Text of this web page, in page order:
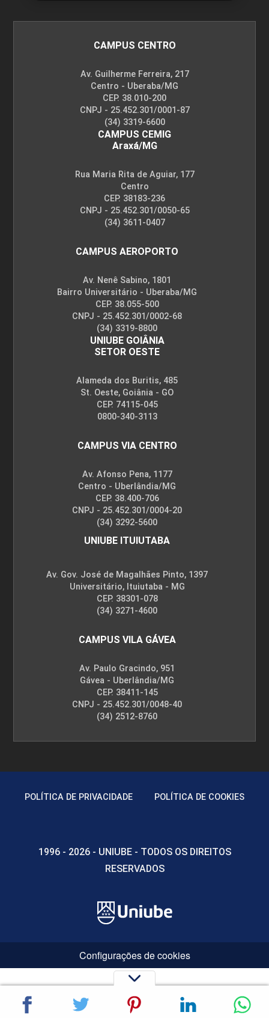
CAMPUS CENTRO
Av. Guilherme Ferreira, 217
Centro - Uberaba/MG
CEP. 38.010-200
CNPJ - 25.452.301/0001-87
(34) 3319-6600
CAMPUS CEMIG
Araxá/MG
Rua Maria Rita de Aguiar, 177
Centro
CEP. 38183-236
CNPJ - 25.452.301/0050-65
(34) 3611-0407
CAMPUS AEROPORTO
Av. Nenê Sabino, 1801
Bairro Universitário - Uberaba/MG
CEP. 38.055-500
CNPJ - 25.452.301/0002-68
(34) 3319-8800
UNIUBE GOIÂNIA
SETOR OESTE
Alameda dos Buritis, 485
St. Oeste, Goiânia - GO
CEP. 74115-045
0800-340-3113
CAMPUS VIA CENTRO
Av. Afonso Pena, 1177
Centro - Uberlândia/MG
CEP. 38.400-706
CNPJ - 25.452.301/0004-20
(34) 3292-5600
UNIUBE ITUIUTABA
Av. Gov. José de Magalhães Pinto, 1397
Universitário, Ituiutaba - MG
CEP. 38301-078
(34) 3271-4600
CAMPUS VILA GÁVEA
Av. Paulo Gracindo, 951
Gávea - Uberlândia/MG
CEP. 38411-145
CNPJ - 25.452.301/0048-40
(34) 2512-8760
POLÍTICA DE PRIVACIDADE POLÍTICA DE COOKIES
1996 - 2026 - UNIUBE - TODOS OS DIREITOS
RESERVADOS
Configurações de cookies